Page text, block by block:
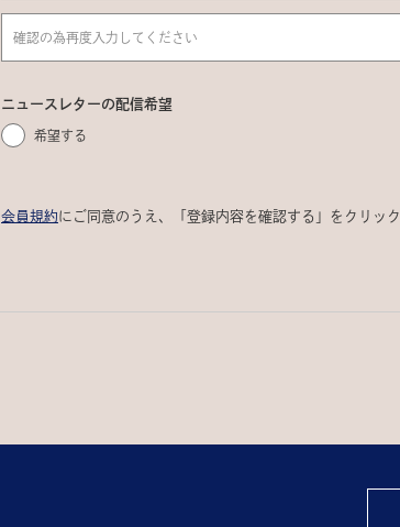
ニュースレターの配信希望
希望する
会員規約にご同意のうえ、「登録内容を確認する」をクリック